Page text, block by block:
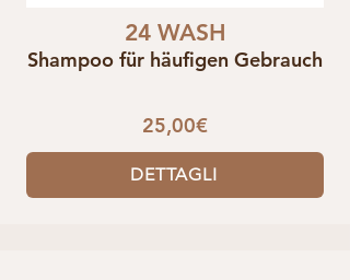
24 WASH
Shampoo für häufigen Gebrauch
25,00€
DETTAGLI